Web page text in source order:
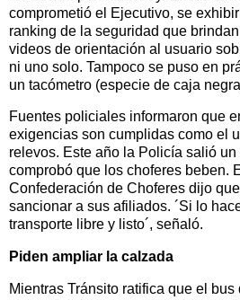
comprometió el Ejecutivo, se
ranking de la seguridad que
videos de orientación al usuario
ni uno solo. Tampoco se puso en
un tacómetro (especie de caja
Fuentes policiales informaron que
exigencias son cumplidas como el
relevos. Este año la Policía salió un
comprobó que los choferes beben.
Confederación de Choferes dijo
sancionar a sus afiliados. ´Si lo
transporte libre y listo´, señaló.
Piden ampliar la calzada
Mientras Tránsito ratifica que el